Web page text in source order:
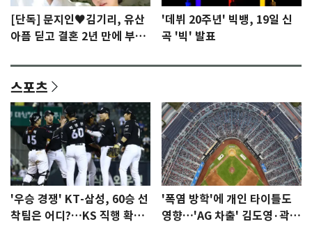
[단독] 문지인♥김기리, 유산
아픔 딛고 결혼 2년 만에 부모
'데뷔 20주년' 빅뱅, 19일 신
곡 '빅' 발표
스포츠
'우승 경쟁' KT-삼성, 60승 선
착팀은 어디?…KS 직행 확률
'폭염 방학'에 개인 타이틀도
영향…'AG 차출' 김도영·곽빈